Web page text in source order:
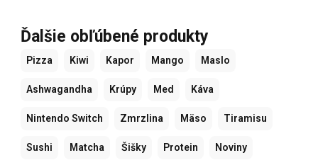
Ďalšie obľúbené produkty
Pizza Kiwi Kapor Mango Maslo
Ashwagandha Krúpy Med Káva
Nintendo Switch Zmrzlina Mäso Tiramisu
Sushi Matcha Šišky Protein Noviny